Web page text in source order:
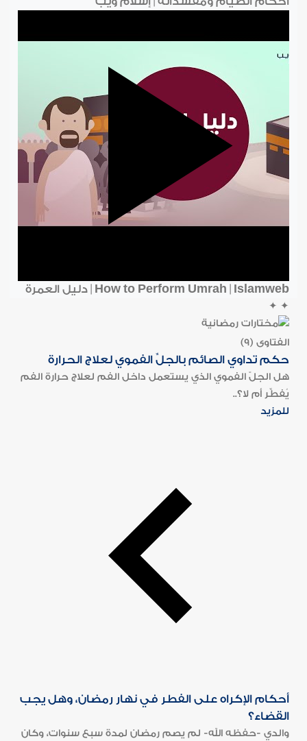
How to Perform Umrah | Islamweb | دليل العمرة
✦
✦
الفتاوى (9)
حكم تداوي الصائم بالجلِّ الفموي لعلاج الحرارة
هل الجلّ الفموي الذي يستعمل داخل الفم لعلاج حرارة الفم
يُفطِّر أم لا؟..
للمزيد
أحكام الإكراه على الفطر في نهار رمضان، وهل يجب
القضاء؟
والدي -حفظه الله- لم يصم رمضان لمدة سبع سنوات، وكان